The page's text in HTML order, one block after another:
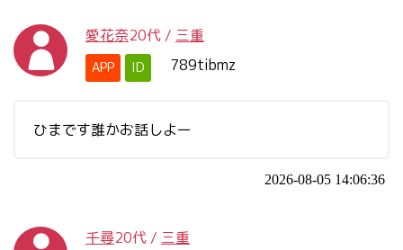
愛花奈20代 / 三重
APP ID 789tibmz
ひまです誰かお話しよー
2026-08-05 14:06:36
千尋20代 / 三重